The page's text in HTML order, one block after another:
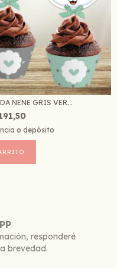
NENE GRIS VER...
o depósito
responderé
brevedad.